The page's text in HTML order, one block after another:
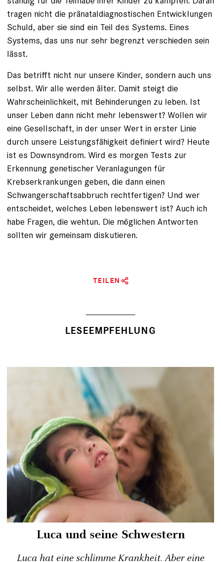
tragen nicht die pränataldiagnostischen Entwicklungen
Schuld, aber sie sind ein Teil des Systems. Eines
Systems, das uns nur sehr begrenzt verschieden sein
lässt.
Das betrifft nicht nur unsere Kinder, sondern auch uns
selbst. Wir alle werden älter. Damit steigt die
Wahrscheinlichkeit, mit Behinderungen zu leben. Ist
unser Leben dann nicht mehr lebenswert? Wollen wir
eine Gesellschaft, in der unser Wert in erster Linie
durch unsere Leistungsfähigkeit definiert wird? Heute
ist es Downsyndrom. Wird es morgen Tests zur
Erkennung genetischer Veranlagungen für
Krebserkrankungen geben, die dann einen
Schwangerschaftsabbruch rechtfertigen? Und wer
entscheidet, welches Leben lebenswert ist? Auch ich
habe Fragen, die wehtun. Die möglichen Antworten
sollten wir gemeinsam diskutieren.
TEILEN
LESEEMPFEHLUNG
Luca und seine Schwestern
Luca hat eine schlimme Krankheit. Aber eine